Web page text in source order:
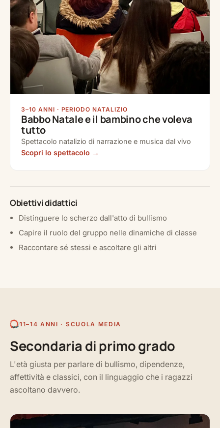
3–10 ANNI · PERIODO NATALIZIO
Babbo Natale e il bambino che voleva
tutto
Spettacolo natalizio di narrazione e musica dal vivo
Scopri lo spettacolo
Obiettivi didattici
Distinguere lo scherzo dall'atto di bullismo
Capire il ruolo del gruppo nelle dinamiche di classe
Raccontare sé stessi e ascoltare gli altri
11–14 ANNI · SCUOLA MEDIA
Secondaria di primo grado
L'età giusta per parlare di bullismo, dipendenze,
affettività e classici, con il linguaggio che i ragazzi
ascoltano davvero.